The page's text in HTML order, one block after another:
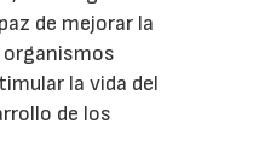
de mejorar la
la vida del
de los